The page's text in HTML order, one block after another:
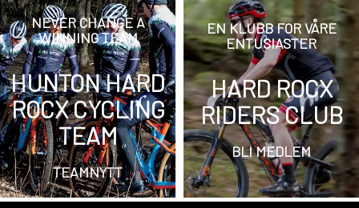
NEVER CHANGE A
WINNING TEAM
HUNTON HARD
ROCX CYCLING
TEAM
TEAMNYTT
EN KLUBB FOR VÅRE
ENTUSIASTER
HARD ROCX
RIDERS CLUB
BLI MEDLEM